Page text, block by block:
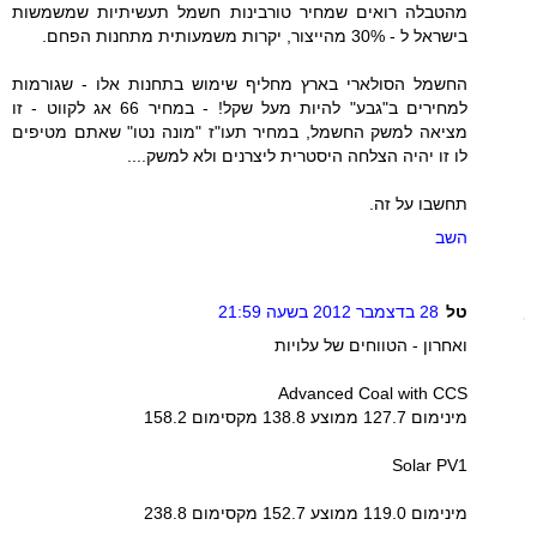
מהטבלה רואים שמחיר טורבינות חשמל תעשיתיות שמשמשות
בישראל ל - 30% מהייצור, יקרות משמעותית מתחנות הפחם.
החשמל הסולארי בארץ מחליף שימוש בתחנות אלו - שגורמות
למחירים ב"גבע" להיות מעל שקל! - במחיר 66 אג לקווט - זו
מציאה למשק החשמל, במחיר תעו"ז "מונה נטו" שאתם מטיפים
לו זו יהיה הצלחה היסטרית ליצרנים ולא למשק....
תחשבו על זה.
השב
טל 28 בדצמבר 2012 בשעה 21:59
ואחרון - הטווחים של עלויות
Advanced Coal with CCS
מינימום 127.7 ממוצע 138.8 מקסימום 158.2
Solar PV1
מינימום 119.0 ממוצע 152.7 מקסימום 238.8